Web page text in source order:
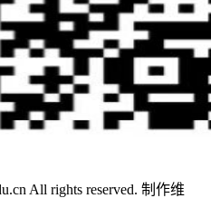
All rights reserved. 制作维